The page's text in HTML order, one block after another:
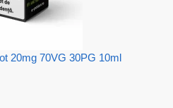
20mg 70VG 30PG 10ml